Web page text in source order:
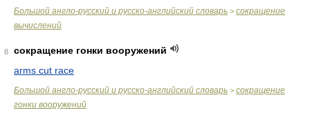
Большой англо-русский и русско-английский словарь > сокращение
вычислений
8
сокращение гонки вооружений
arms cut race
Большой англо-русский и русско-английский словарь > сокращение
гонки вооружений